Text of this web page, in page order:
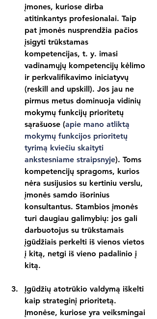
įmones, kuriose dirba
atitinkantys profesionalai. Taip
pat įmonės nusprendžia pačios
įsigyti trūkstamas
kompetencijas, t. y. imasi
vadinamųjų kompetencijų kėlimo
ir perkvalifikavimo iniciatyvų
(reskill and upskill). Jos jau ne
pirmus metus dominuoja vidinių
mokymų funkcijų prioritetų
sąrašuose (apie mano atliktą
mokymų funkcijos prioritetų
tyrimą kviečiu skaityti
ankstesniame straipsnyje). Toms
kompetencijų spragoms, kurios
nėra susijusios su kertiniu verslu,
įmonės samdo išorinius
konsultantus. Stambios įmonės
turi daugiau galimybių: jos gali
darbuotojus su trūkstamais
įgūdžiais perkelti iš vienos vietos
į kitą, netgi iš vieno padalinio į
kitą.
Įgūdžių atotrūkio valdymą iškelti
kaip strateginį prioritetą.
Įmonėse, kuriose yra veiksmingai